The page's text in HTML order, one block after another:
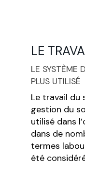
LE
LE SYSTÈME
PLUS UTILISÉ
Le travail du
gestion du
utilisé dans
dans de
termes
été